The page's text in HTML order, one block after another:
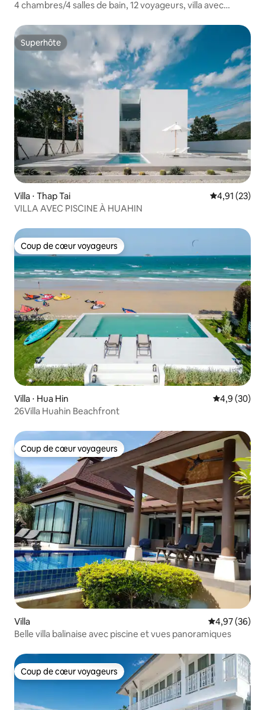
4 chambres/4 salles de bain, 12 voyageurs, villa avec
Superhôte
Superhôte
Villa ⋅ Thap Tai Évaluation
4,91 (23)
VILLA AVEC PISCINE À HUAHIN
Coup de cœur voyageurs
Coup de cœur voyageurs
Villa ⋅ Hua Hin Évaluation
4,9 (30)
26Villa Huahin Beachfront
Coup de cœur voyageurs
Coup de cœur voyageurs
Villa Évaluation
4,97 (36)
Belle villa balinaise avec piscine et vues panoramiques
Coup de cœur voyageurs
Coup de cœur voyageurs